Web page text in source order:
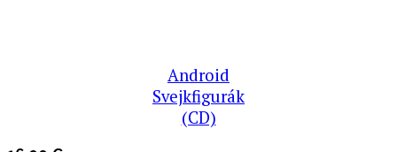
Android
Svejkfigurák
(CD)